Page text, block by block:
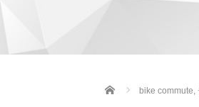
Home bike commute,